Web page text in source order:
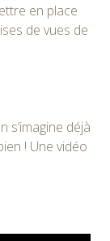
en place
de vues de
s’imagine déjà
! Une vidéo